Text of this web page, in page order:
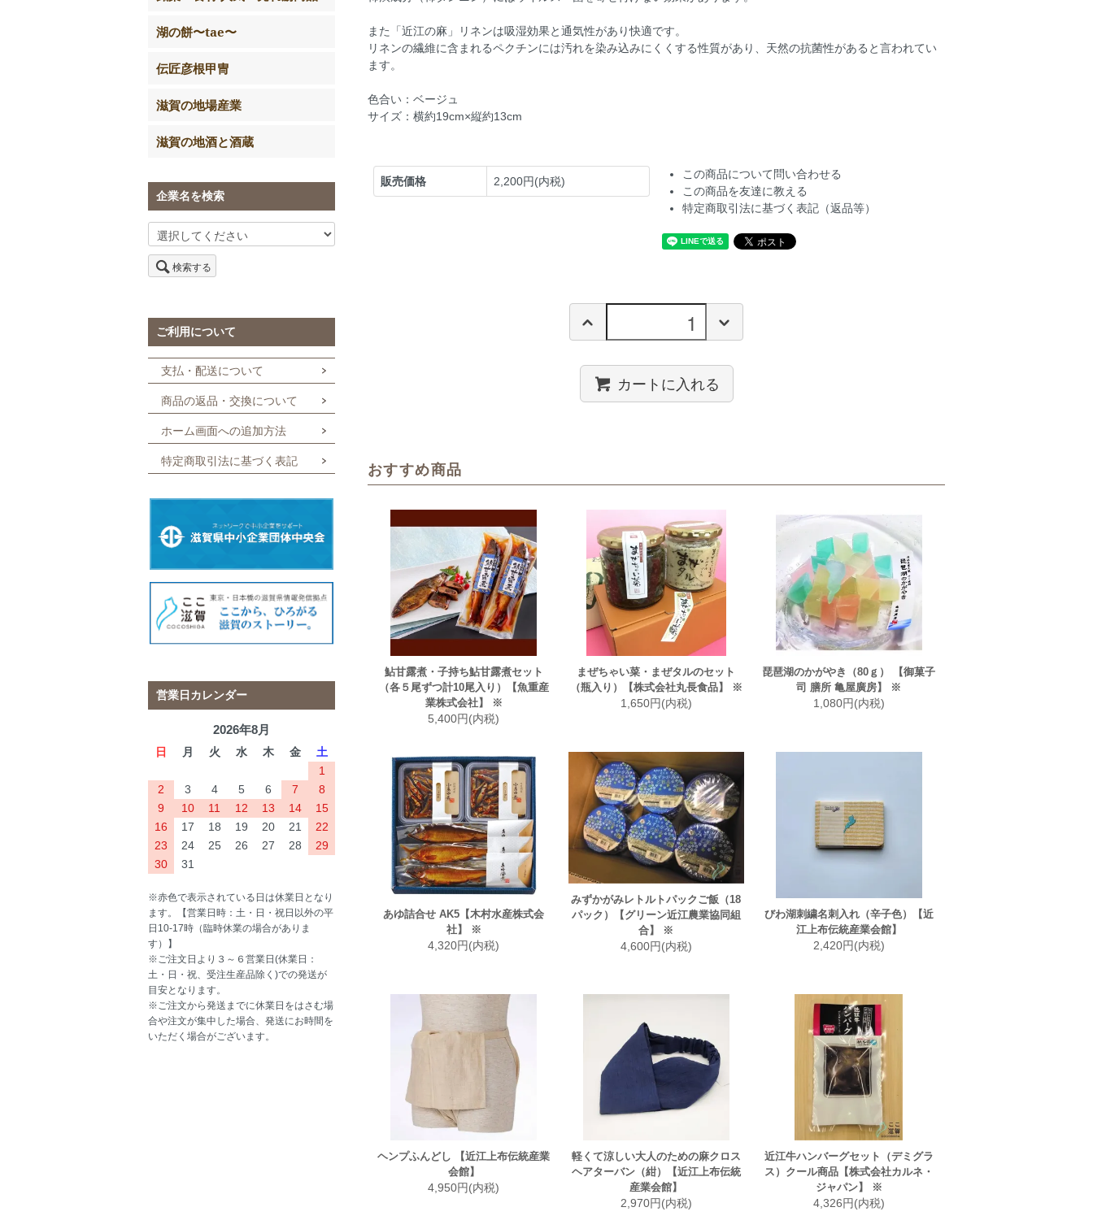
また「近江の麻」リネンは吸湿効果と通気性があり快適です。
リネンの繊維に含まれるペクチンには汚れを染み込みにくくする性質があり、天然の抗菌性があると言われてい
ます。
色合い：ベージュ
サイズ：横約19cm×縦約13cm
販売価格 2,200円(内税)
この商品について問い合わせる
この商品を友達に教える
特定商取引法に基づく表記（返品等）
カートに入れる
おすすめ商品
鮎甘露煮・子持ち鮎甘露煮セット
（各５尾ずつ計10尾入り）【魚重産
業株式会社】 ※
5,400円(内税)
まぜちゃい菜・まぜタルのセット
（瓶入り）【株式会社丸長食品】 ※
1,650円(内税)
琵琶湖のかがやき（80ｇ） 【御菓子
司 膳所 亀屋廣房】 ※
1,080円(内税)
あゆ詰合せ AK5【木村水産株式会
社】 ※
4,320円(内税)
みずかがみレトルトパックご飯（18
パック）【グリーン近江農業協同組
合】 ※
4,600円(内税)
びわ湖刺繍名刺入れ（辛子色）【近
江上布伝統産業会館】
2,420円(内税)
ヘンプふんどし 【近江上布伝統産業
会館】
4,950円(内税)
軽くて涼しい大人のための麻クロス
ヘアターバン（紺）【近江上布伝統
産業会館】
2,970円(内税)
近江牛ハンバーグセット（デミグラ
ス）クール商品【株式会社カルネ・
ジャパン】 ※
4,326円(内税)
湖の餅〜tae〜
伝匠彦根甲冑
滋賀の地場産業
滋賀の地酒と酒蔵
企業名を検索
検索する
ご利用について
支払・配送について
商品の返品・交換について
ホーム画面への追加方法
特定商取引法に基づく表記
営業日カレンダー
2026年8月
日 月 火 水 木 金
土
1
2
3 4 5 6 7
8
9
10 11 12 13 14
15
16
17 18 19 20 21
22
23
24 25 26 27 28
29
30
31
※赤色で表示されている日は休業日となり
ます。【営業日時：土・日・祝日以外の平
日10-17時（臨時休業の場合がありま
す）】
※ご注文日より３～６営業日(休業日：
土・日・祝、受注生産品除く)での発送が
目安となります。
※ご注文から発送までに休業日をはさむ場
合や注文が集中した場合、発送にお時間を
いただく場合がございます。